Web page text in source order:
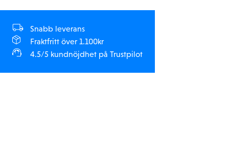
Snabb leverans
Fraktfritt över 1.100kr
4.5/5 kundnöjdhet på Trustpilot